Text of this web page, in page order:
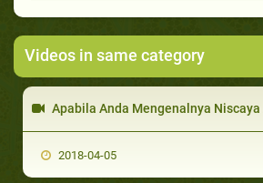
Videos in same category
Apabila Anda Mengenalnya Niscaya
2018-04-05